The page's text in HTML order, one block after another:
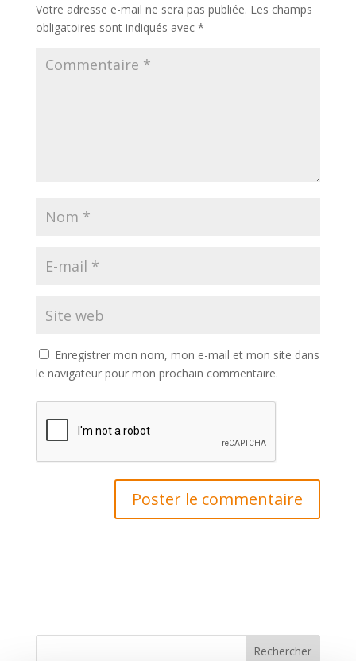
Votre adresse e-mail ne sera pas publiée. Les champs
obligatoires sont indiqués avec *
Enregistrer mon nom, mon e-mail et mon site dans
le navigateur pour mon prochain commentaire.